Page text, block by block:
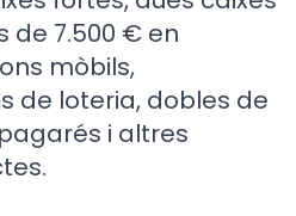
de 7.500 € en
mòbils,
de loteria, dobles de
i altres